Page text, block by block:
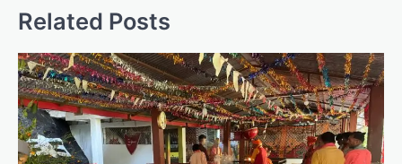
Related Posts